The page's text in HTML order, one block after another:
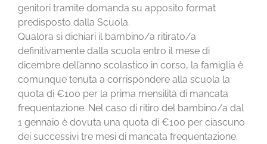
genitori tramite domanda su apposito format
predisposto dalla Scuola.
Qualora si dichiari il bambino/a ritirato/a
definitivamente dalla scuola entro il mese di
dicembre dell’anno scolastico in corso, la famiglia è
comunque tenuta a corrispondere alla scuola la
quota di €100 per la prima mensilità di mancata
frequentazione. Nel caso di ritiro del bambino/a dal
1 gennaio è dovuta una quota di €100 per ciascuno
dei successivi tre mesi di mancata frequentazione.